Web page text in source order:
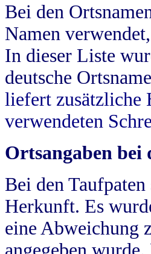
Bei den
Namen
In dieser Liste
deutsche
liefert zusätzliche
verwendeten
Ortsangaben bei
Bei den
Herkunft. Es
eine Abweichung